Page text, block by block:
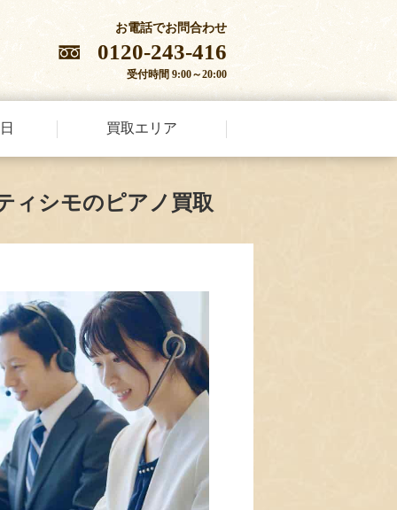
お電話でお問合わせ
0120-243-416
受付時間 9:00～20:00
買取エリア
ィシモのピアノ買取